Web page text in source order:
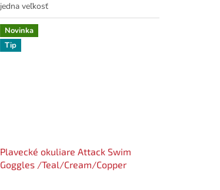
jedna veľkosť
Novinka
Tip
Plavecké okuliare Attack Swim
Goggles /Teal/Cream/Copper